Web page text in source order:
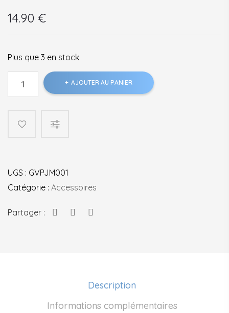
14.90 €
Plus que 3 en stock
AJOUTER AU PANIER
UGS : GVPJM001
Catégorie : Accessoires
Partager :
Description
Informations complémentaires